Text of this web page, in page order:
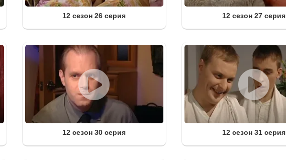
12 сезон 26 серия 12 сезон 27 серия
12 сезон 30 серия 12 сезон 31 серия